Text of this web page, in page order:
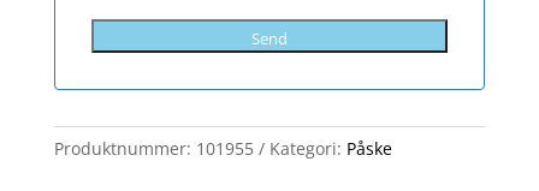
Send
Produktnummer: 101955 Kategori: Påske